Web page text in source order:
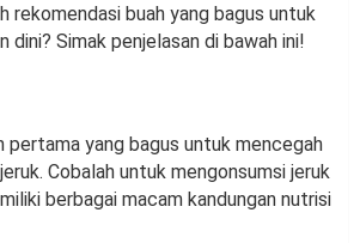
rekomendasi buah yang bagus untuk
dini? Simak penjelasan di bawah ini!
pertama yang bagus untuk mencegah
Cobalah untuk mengonsumsi jeruk
berbagai macam kandungan nutrisi